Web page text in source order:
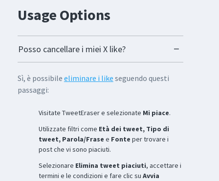
Usage Options
Posso cancellare i miei X like?
Sì, è possibile eliminare i like seguendo questi
passaggi:
Visitate TweetEraser e selezionate Mi piace.
Utilizzate filtri come Età dei tweet, Tipo di
tweet, Parola/Frase e Fonte per trovare i
post che vi sono piaciuti.
Selezionare Elimina tweet piaciuti, accettare i
termini e le condizioni e fare clic su Avvia